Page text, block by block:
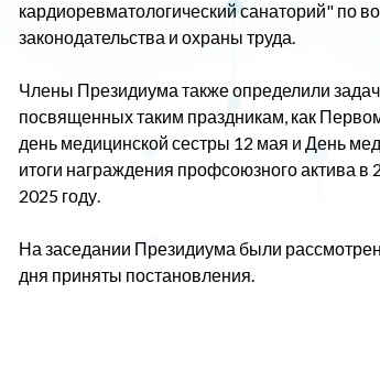
кардиоревматологический санаторий" по
законодательства и охраны труда.
Члены Президиума также определили
посвященных таким праздникам, как
день медицинской сестры 12 мая и День
итоги награждения профсоюзного актива
2025 году.
На заседании Президиума были
дня приняты постановления.